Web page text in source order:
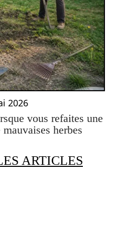
2026
vous refaites une
herbes
ARTICLES